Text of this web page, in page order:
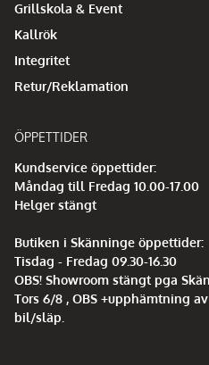
Grillskola & Event
Kallrök
Integritet
Retur/Reklamation
ÖPPETTIDER
Kundservice öppettider:
Måndag till Fredag 10.00-17.00
Helger stängt
Butiken i Skänninge öppettider:
Tisdag - Fredag 09.30-16.30
OBS! Showroom stängt pga
Tors 6/8 , OBS +upphämtning
bil/släp.